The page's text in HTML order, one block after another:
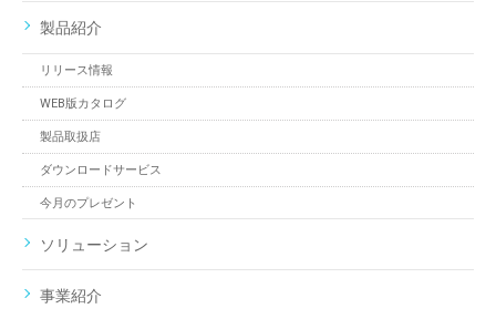
製品紹介
リリース情報
WEB版カタログ
製品取扱店
ダウンロードサービス
今月のプレゼント
ソリューション
事業紹介